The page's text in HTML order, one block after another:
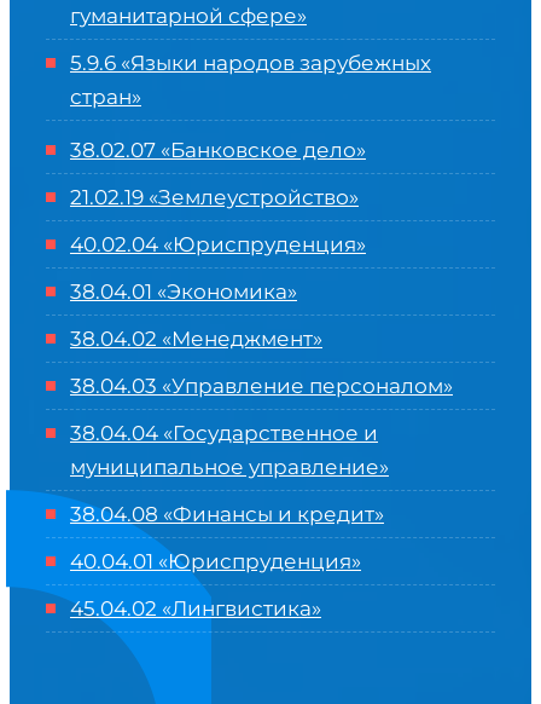
гуманитарной сфере»
5.9.6 «Языки народов зарубежных
стран»
38.02.07 «Банковское дело»
21.02.19 «Землеустройство»
40.02.04 «Юриспруденция»
38.04.01 «Экономика»
38.04.02 «Менеджмент»
38.04.03 «Управление персоналом»
38.04.04 «Государственное и
муниципальное управление»
38.04.08 «Финансы и кредит»
40.04.01 «Юриспруденция»
45.04.02 «Лингвистика»